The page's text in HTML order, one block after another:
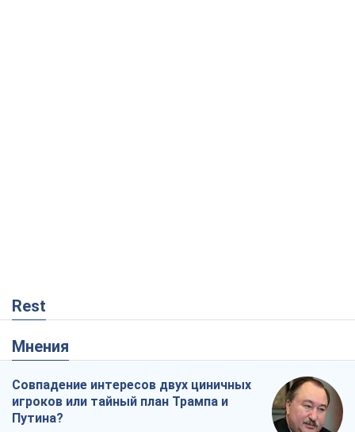
Rest
Мнения
Совпадение интересов двух циничных
игроков или тайный план Трампа и
Путина?